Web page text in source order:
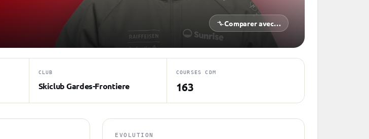
Comparer avec…
CLUB
Skiclub Gardes-Frontiere
COURSES CDM
163
EVOLUTION